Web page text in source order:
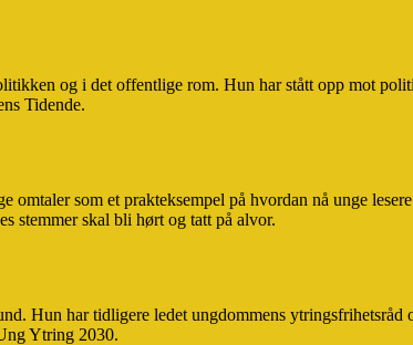
og i det offentlige rom. Hun har stått opp mot
Tidende.
som et prakteksempel på hvordan nå unge
stemmer skal bli hørt og tatt på alvor.
Hun har tidligere ledet ungdommens
Ytring 2030.